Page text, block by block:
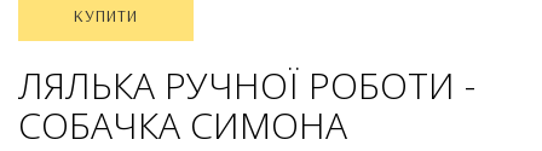
КУПИТИ
ЛЯЛЬКА РУЧНОЇ РОБОТИ -
СОБАЧКА СИМОНА